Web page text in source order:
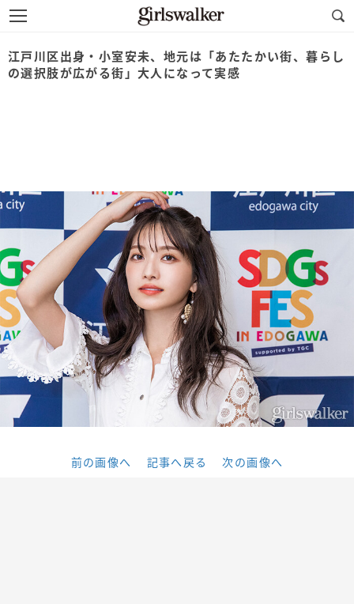
江戸川区出身・⼩室安未、地元は「あたたかい街、暮らし
の選択肢が広がる街」大人になって実感
前の画像へ 記事へ戻る 次の画像へ